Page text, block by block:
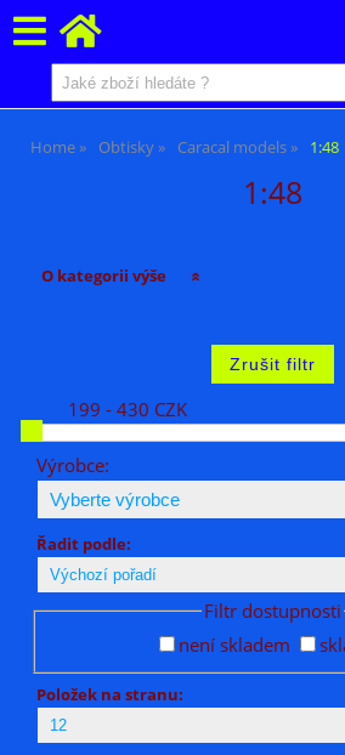
Home Obtisky Caracal models 1:48
1:48
O kategorii výše
199 - 430 CZK
Výrobce:
Řadit podle:
Filtr dostupnosti
není skladem
Položek na stranu: